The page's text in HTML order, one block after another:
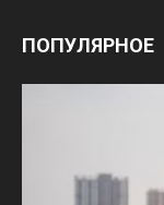
ПОПУЛЯРНОЕ